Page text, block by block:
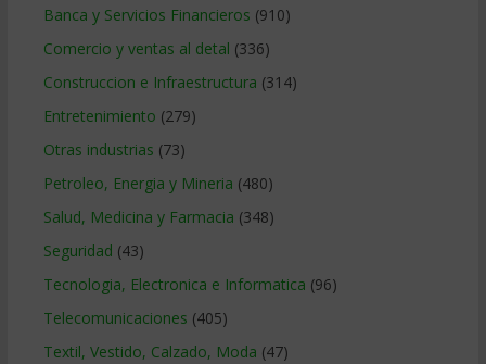
Banca y Servicios Financieros (910)
Comercio y ventas al detal (336)
Construccion e Infraestructura (314)
Entretenimiento (279)
Otras industrias (73)
Petroleo, Energia y Mineria (480)
Salud, Medicina y Farmacia (348)
Seguridad (43)
Tecnologia, Electronica e Informatica (96)
Telecomunicaciones (405)
Textil, Vestido, Calzado, Moda (47)